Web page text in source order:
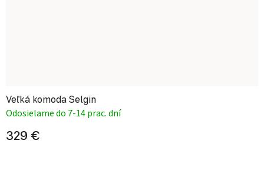
Veľká komoda Selgin
Odosielame do 7-14 prac. dní
329 €